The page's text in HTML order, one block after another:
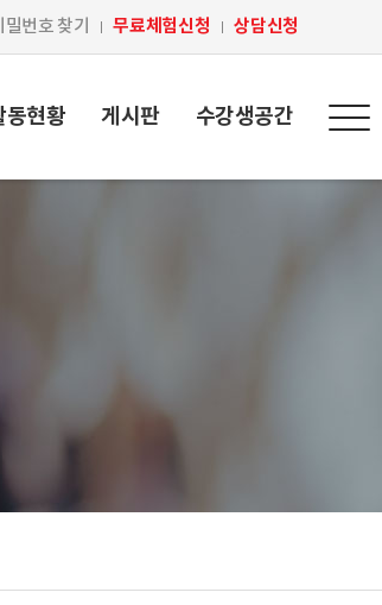
밀번호 찾기 무료체험신청 상담신청
동현황 게시판 수강생공간